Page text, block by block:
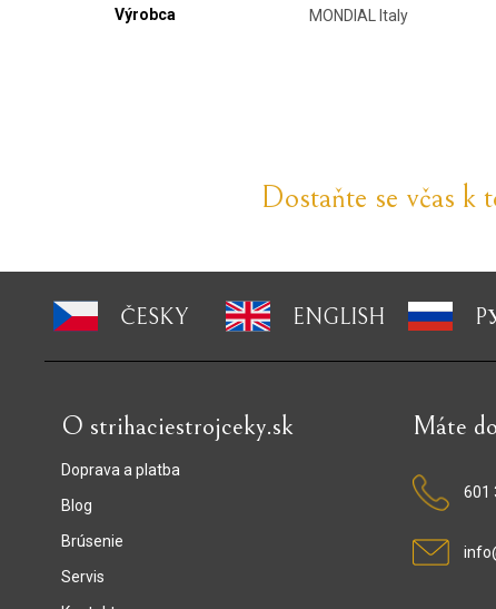
Výrobca
MONDIAL Italy
Dostaňte se včas k
ČESKY ENGLISH
O strihaciestrojceky.sk
Doprava a platba
Blog
Brúsenie
Servis
Máte
601